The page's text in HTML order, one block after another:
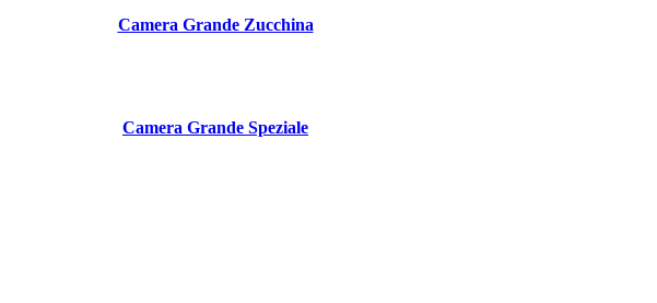
Camera Grande Zucchina
Camera Grande Speziale